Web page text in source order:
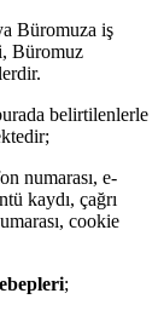
Büromuza iş
Büromuz
belirtilenlerle
numarası, e-
kaydı, çağrı
cookie
;